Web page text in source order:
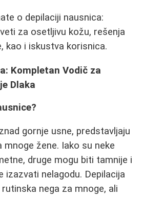
o depilaciji nausnica:
za osetljivu kožu, rešenja
kao i iskustva korisnica.
Kompletan Vodič za
Dlaka
gornje usne, predstavljaju
žene. Iako su neke
druge mogu biti tamnije i
izazvati nelagodu. Depilacija
nega za mnoge, ali